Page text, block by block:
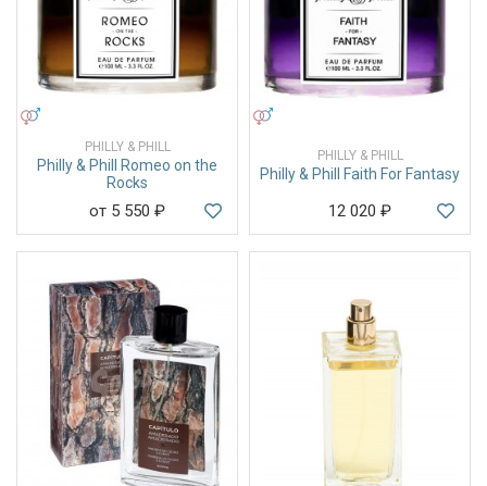
PHILLY & PHILL
Philly & Phill Romeo on the
Rocks
от 5 550 ₽
PHILLY & PHILL
Philly & Phill Faith For Fantasy
12 020 ₽